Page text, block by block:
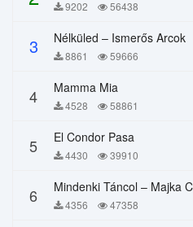
9202 56438
3 Nélküled – Ismerős Arcok
8861 59666
4 Mamma Mia
4528 58861
5 El Condor Pasa
4430 39910
6 4356 47358